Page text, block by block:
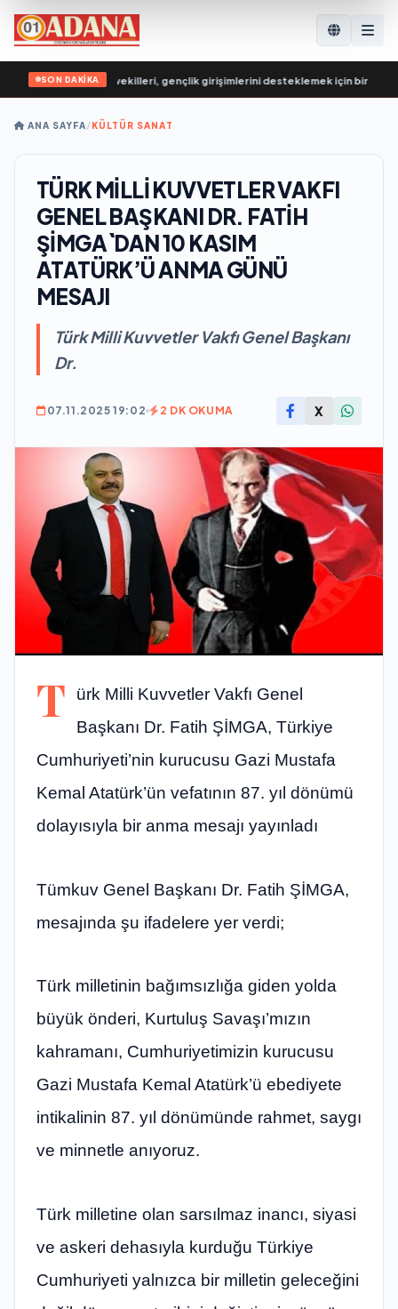
SON DAKİKA
Rusya milletvekilleri, gençlik girişimlerini desteklemek için bir
ANA SAYFA/KÜLTÜR SANAT
TÜRK MİLLİ KUVVETLER VAKFI
GENEL BAŞKANI DR. FATİH
ŞİMGA`DAN 10 KASIM
ATATÜRK’Ü ANMA GÜNÜ
MESAJI
Türk Milli Kuvvetler Vakfı Genel Başkanı
Dr.
07.11.2025 19:02 2 DK OKUMA X
T
ürk Milli Kuvvetler Vakfı Genel
Başkanı Dr. Fatih ŞİMGA, Türkiye
Cumhuriyeti’nin kurucusu Gazi Mustafa
Kemal Atatürk’ün vefatının 87. yıl dönümü
dolayısıyla bir anma mesajı yayınladı
Tümkuv Genel Başkanı Dr. Fatih ŞİMGA,
mesajında şu ifadelere yer verdi;
Türk milletinin bağımsızlığa giden yolda
büyük önderi, Kurtuluş Savaşı’mızın
kahramanı, Cumhuriyetimizin kurucusu
Gazi Mustafa Kemal Atatürk’ü ebediyete
intikalinin 87. yıl dönümünde rahmet, saygı
ve minnetle anıyoruz.
Türk milletine olan sarsılmaz inancı, siyasi
ve askeri dehasıyla kurduğu Türkiye
Cumhuriyeti yalnızca bir milletin geleceğini